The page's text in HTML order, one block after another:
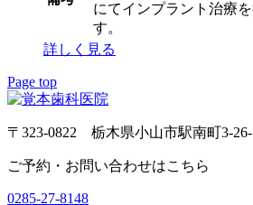
にてインプラント治療
す。
詳しく見る
Page top
〒323-0822 栃木県小山市駅南町3-
ご予約・お問い合わせはこちら
0285-27-8148